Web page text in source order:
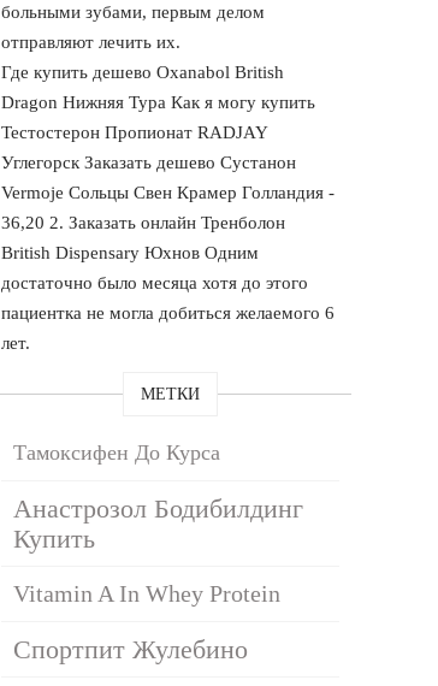
больными зубами, первым делом
отправляют лечить их.
Где купить дешево Oxanabol British
Dragon Нижняя Тура Как я могу купить
Тестостерон Пропионат RADJAY
Углегорск Заказать дешево Сустанон
Vermoje Сольцы Свен Крамер Голландия -
36,20 2. Заказать онлайн Тренболон
British Dispensary Юхнов Одним
достаточно было месяца хотя до этого
пациентка не могла добиться желаемого 6
лет.
МЕТКИ
Тамоксифен До Курса
Анастрозол Бодибилдинг
Купить
Vitamin A In Whey Protein
Спортпит Жулебино